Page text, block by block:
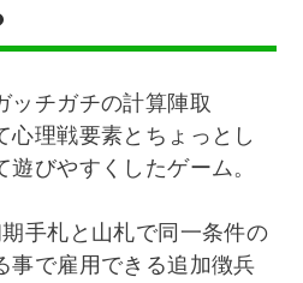
ッチガチの計算陣取
心理戦要素とちょっとし
びやすくしたゲーム。
手札と山札で同一条件の
事で雇用できる追加徴兵